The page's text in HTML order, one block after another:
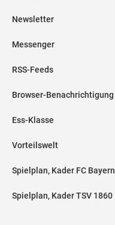
Newsletter
Messenger
RSS-Feeds
Browser-Benachrichtigung
Ess-Klasse
Vorteilswelt
Spielplan, Kader FC Bayern
Spielplan, Kader TSV 1860